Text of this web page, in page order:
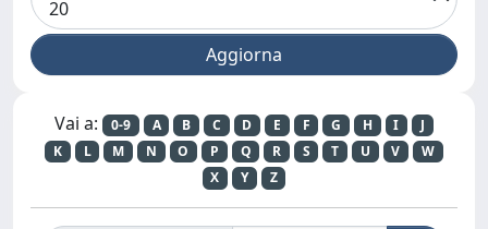
Vai a: 0-9 A B C D E F G H I
J
K
L M N O P Q R S T U V
W
X
Y Z